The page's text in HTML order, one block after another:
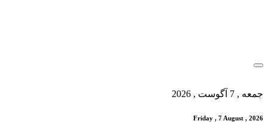
جمعه , 7 آگوست , 2026
Friday , 7 August , 2026